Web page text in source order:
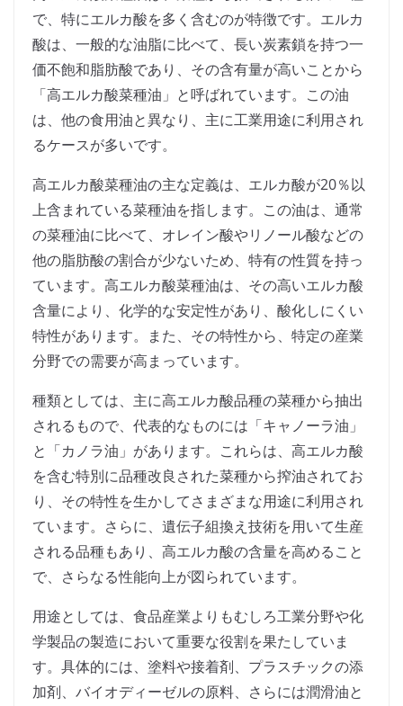
で、特にエルカ酸を多く含むのが特徴です。エルカ
酸は、一般的な油脂に比べて、長い炭素鎖を持つ一
価不飽和脂肪酸であり、その含有量が高いことから
「高エルカ酸菜種油」と呼ばれています。この油
は、他の食用油と異なり、主に工業用途に利用され
るケースが多いです。
高エルカ酸菜種油の主な定義は、エルカ酸が20％以
上含まれている菜種油を指します。この油は、通常
の菜種油に比べて、オレイン酸やリノール酸などの
他の脂肪酸の割合が少ないため、特有の性質を持っ
ています。高エルカ酸菜種油は、その高いエルカ酸
含量により、化学的な安定性があり、酸化しにくい
特性があります。また、その特性から、特定の産業
分野での需要が高まっています。
種類としては、主に高エルカ酸品種の菜種から抽出
されるもので、代表的なものには「キャノーラ油」
と「カノラ油」があります。これらは、高エルカ酸
を含む特別に品種改良された菜種から搾油されてお
り、その特性を生かしてさまざまな用途に利用され
ています。さらに、遺伝子組換え技術を用いて生産
される品種もあり、高エルカ酸の含量を高めること
で、さらなる性能向上が図られています。
用途としては、食品産業よりもむしろ工業分野や化
学製品の製造において重要な役割を果たしていま
す。具体的には、塗料や接着剤、プラスチックの添
加剤、バイオディーゼルの原料、さらには潤滑油と